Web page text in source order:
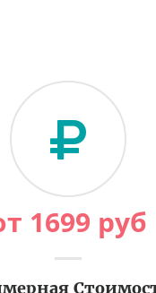
1699 руб